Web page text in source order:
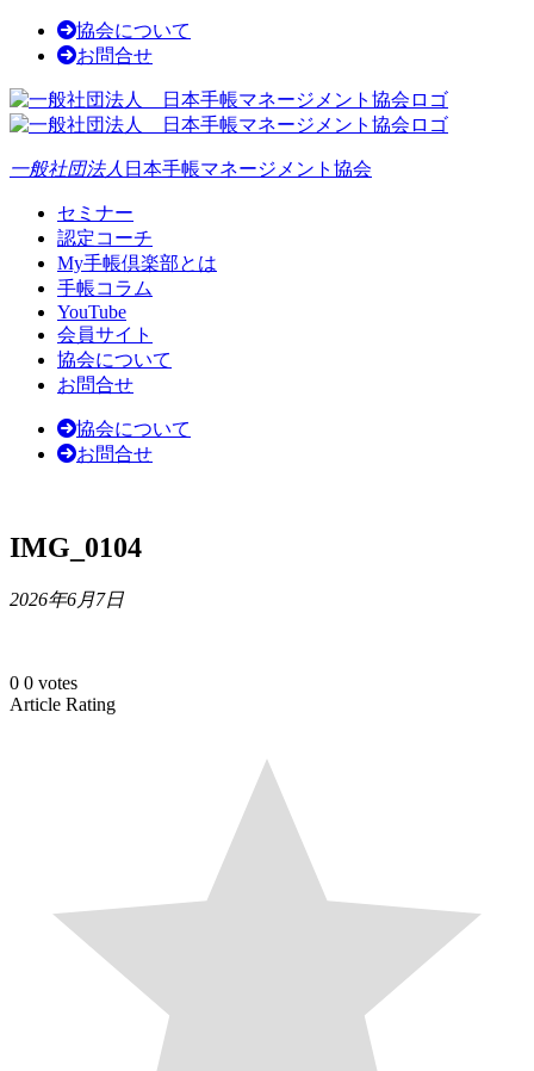
協会について
お問合せ
一般社団法人 日本手帳マネージメント協会
セミナー
認定コーチ
My手帳倶楽部とは
手帳コラム
YouTube
会員サイト
協会について
お問合せ
協会について
お問合せ
IMG_0104
2026年6月7日
0 0 votes
Article Rating